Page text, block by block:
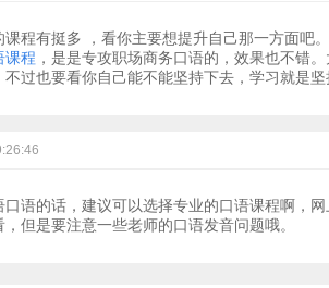
课程有挺多 ，看你主要想提升自己那一方面吧
课程 ，是是专攻职场商务口语的，效果也不错
过也要看你自己能不能坚持下去，学习就是坚
口语的话，建议可以选择专业的口语课程啊，
但是要注意一些老师的口语发音问题哦。